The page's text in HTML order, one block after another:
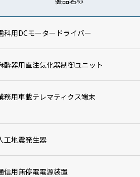
科用DCモータードライバー
酔器用直注気化器制御ユニット
務用車載テレマティクス端末
工地震発生器
信用無停電電源装置